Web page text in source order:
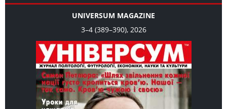
UNIVERSUM MAGAZINE
3–4 (389–390), 2026